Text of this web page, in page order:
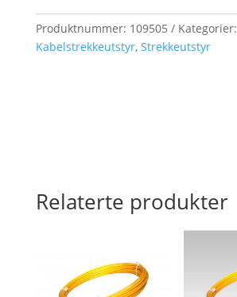
1
lateral
Produktnummer: 109505
Kategorier:
Kabelstrekkeutstyr, Strekkeutstyr
Relaterte produkter